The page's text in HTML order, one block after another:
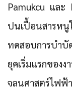
Pamukcu และ
ปนเปื้อนสารห
ทดสอบการบำบั
ยุคเริ่มแรกของ
จลนศาสตร์ไฟฟ้